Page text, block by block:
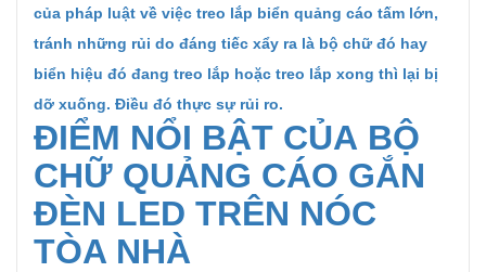
của pháp luật về việc treo lắp biển quảng cáo tấm lớn,
tránh những rủi do đáng tiếc xẩy ra là bộ chữ đó hay
biển hiệu đó đang treo lắp hoặc treo lắp xong thì lại bị
dỡ xuống. Điều đó thực sự rủi ro.
ĐIỂM NỔI BẬT CỦA BỘ
CHỮ QUẢNG CÁO GẮN
ĐÈN LED TRÊN NÓC
TÒA NHÀ